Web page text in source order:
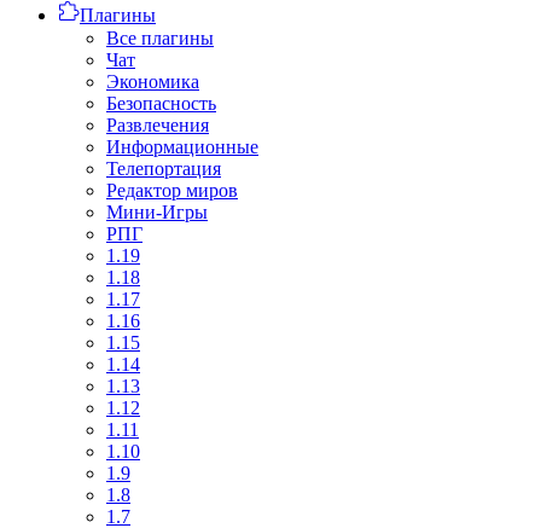
Плагины
Все плагины
Чат
Экономика
Безопасность
Развлечения
Информационные
Телепортация
Редактор миров
Мини-Игры
РПГ
1.19
1.18
1.17
1.16
1.15
1.14
1.13
1.12
1.11
1.10
1.9
1.8
1.7